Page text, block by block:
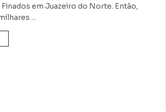
Finados em Juazeiro do Norte. Então,
...